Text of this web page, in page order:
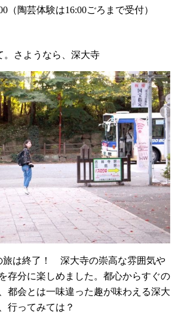
（陶芸体験は16:00ごろまで受付）
。さようなら、深大寺
旅は終了！ 深大寺の崇高な雰囲気や
存分に楽しめました。都心からすぐの
都会とは一味違った趣が味わえる深大
行ってみては？